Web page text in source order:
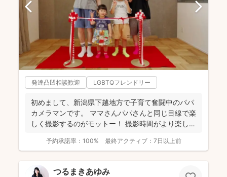
発達凸凹相談歓迎 LGBTQフレンドリー
初めまして、新潟県下越地方で子育て奮闘中のパパ
カメラマンです。 ママさんパパさんと同じ目線で楽
しく撮影するのがモットー！ 撮影時間がより楽しい
予約承諾率： 100% 最終アクティブ： 7日以上前
つるまきあゆみ